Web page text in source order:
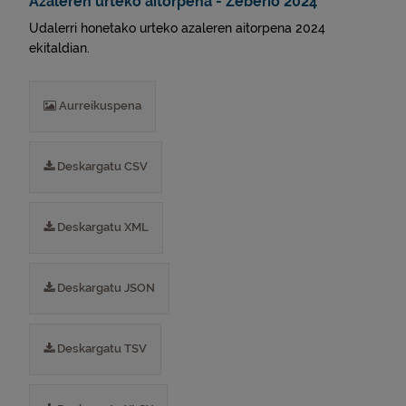
Udalerri honetako urteko azaleren aitorpena 2024
ekitaldian.
Aurreikuspena
Deskargatu CSV
Deskargatu XML
Deskargatu JSON
Deskargatu TSV